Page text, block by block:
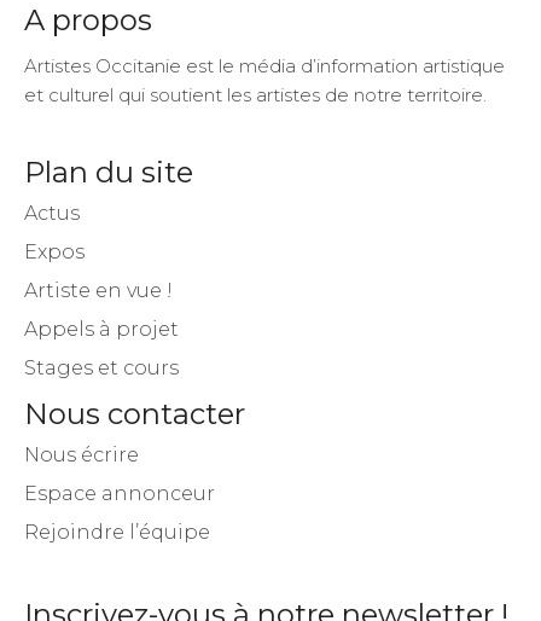
A propos
Artistes Occitanie est le média d’information artistique
et culturel qui soutient les artistes de notre territoire.
Plan du site
Actus
Expos
Artiste en vue !
Appels à projet
Stages et cours
Nous contacter
Nous écrire
Espace annonceur
Rejoindre l’équipe
Inscrivez-vous à notre newsletter !